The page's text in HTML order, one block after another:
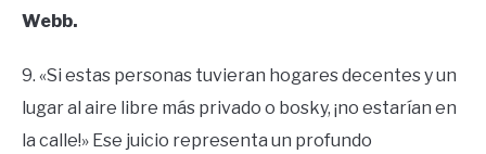
Webb.
9. «Si estas personas tuvieran hogares decentes y un
lugar al aire libre más privado o bosky, ¡no estarían en
la calle!» Ese juicio representa un profundo